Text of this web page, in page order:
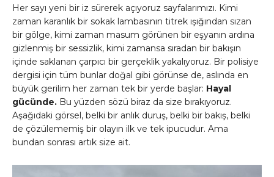
Her sayı yeni bir iz sürerek açıyoruz sayfalarımızı. Kimi
zaman karanlık bir sokak lambasının titrek ışığından sızan
bir gölge, kimi zaman masum görünen bir eşyanın ardına
gizlenmiş bir sessizlik, kimi zamansa sıradan bir bakışın
içinde saklanan çarpıcı bir gerçeklik yakalıyoruz. Bir polisiye
dergisi için tüm bunlar doğal gibi görünse de, aslında en
büyük gerilim her zaman tek bir yerde başlar: Hayal
gücünde. Bu yüzden sözü biraz da size bırakıyoruz.
Aşağıdaki görsel, belki bir anlık duruş, belki bir bakış, belki
de çözülememiş bir olayın ilk ve tek ipucudur. Ama
bundan sonrası artık size ait.